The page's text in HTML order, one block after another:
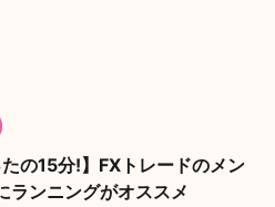
たの15分!】FXトレードのメン
ランニングがオススメ